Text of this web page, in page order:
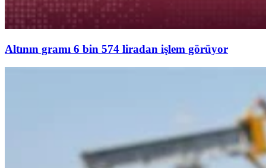
Altının gramı 6 bin 574 liradan işlem görüyor